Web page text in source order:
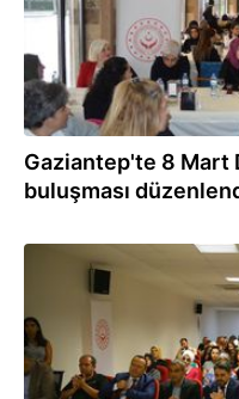
Gaziantep'te 8 Mart
buluşması
20.09.2023